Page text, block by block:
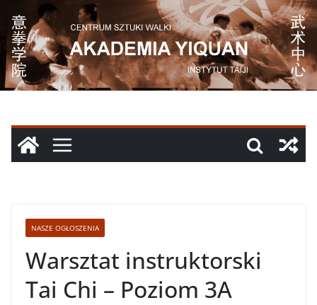
do
treści
NASZE OGŁOSZENIA
Warsztat instruktorski
Tai Chi – Poziom 3A